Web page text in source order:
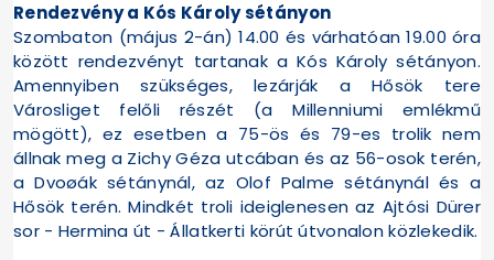
Rendezvény a Kós Károly sétányon
Szombaton (május 2-án) 14.00 és várhatóan 19.00 óra
között rendezvényt tartanak a Kós Károly sétányon.
Amennyiben szükséges, lezárják a Hősök tere
Városliget felőli részét (a Millenniumi emlékmű
mögött), ez esetben a 75-ös és 79-es trolik nem
állnak meg a Zichy Géza utcában és az 56-osok terén,
a Dvoøák sétánynál, az Olof Palme sétánynál és a
Hősök terén. Mindkét troli ideiglenesen az Ajtósi Dürer
sor - Hermina út - Állatkerti körút útvonalon közlekedik.